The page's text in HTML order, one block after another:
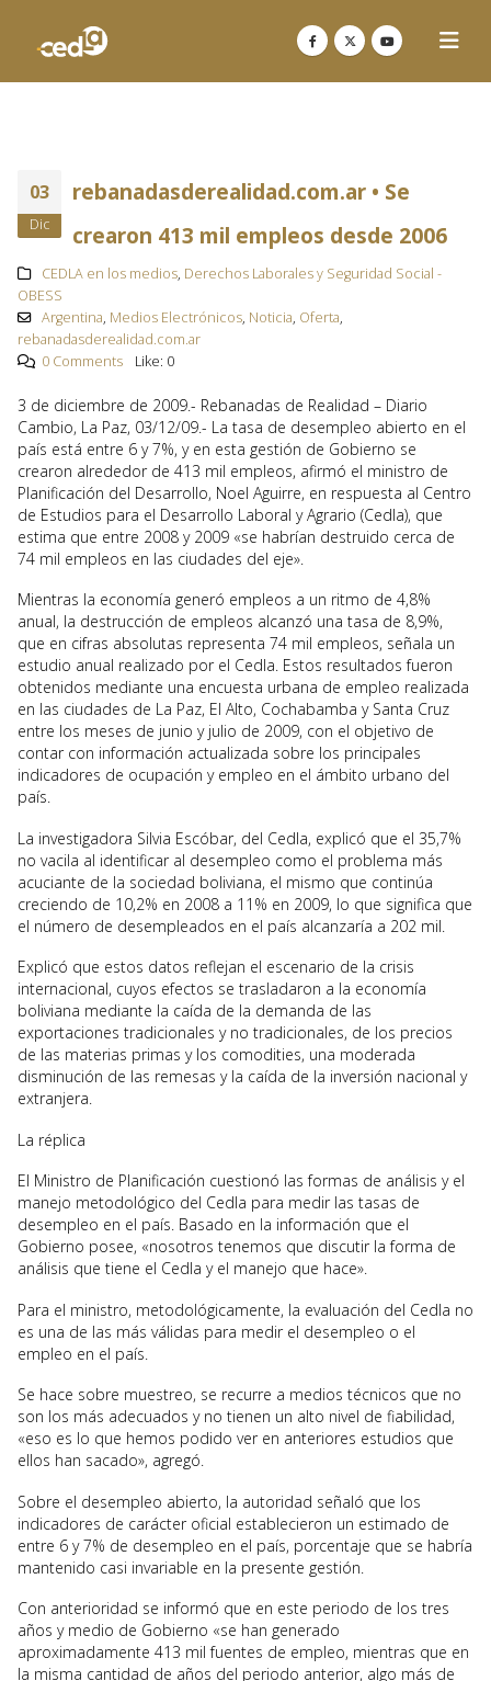
03
Dic
rebanadasderealidad.com.ar • Se
crearon 413 mil empleos desde 2006
CEDLA en los medios, Derechos Laborales y Seguridad Social -
OBESS
Argentina, Medios Electrónicos, Noticia, Oferta,
rebanadasderealidad.com.ar
0 Comments
Like: 0
3 de diciembre de 2009.- Rebanadas de Realidad – Diario
Cambio, La Paz, 03/12/09.- La tasa de desempleo abierto en el
país está entre 6 y 7%, y en esta gestión de Gobierno se
crearon alrededor de 413 mil empleos, afirmó el ministro de
Planificación del Desarrollo, Noel Aguirre, en respuesta al Centro
de Estudios para el Desarrollo Laboral y Agrario (Cedla), que
estima que entre 2008 y 2009 «se habrían destruido cerca de
74 mil empleos en las ciudades del eje».
Mientras la economía generó empleos a un ritmo de 4,8%
anual, la destrucción de empleos alcanzó una tasa de 8,9%,
que en cifras absolutas representa 74 mil empleos, señala un
estudio anual realizado por el Cedla. Estos resultados fueron
obtenidos mediante una encuesta urbana de empleo realizada
en las ciudades de La Paz, El Alto, Cochabamba y Santa Cruz
entre los meses de junio y julio de 2009, con el objetivo de
contar con información actualizada sobre los principales
indicadores de ocupación y empleo en el ámbito urbano del
país.
La investigadora Silvia Escóbar, del Cedla, explicó que el 35,7%
no vacila al identificar al desempleo como el problema más
acuciante de la sociedad boliviana, el mismo que continúa
creciendo de 10,2% en 2008 a 11% en 2009, lo que significa que
el número de desempleados en el país alcanzaría a 202 mil.
Explicó que estos datos reflejan el escenario de la crisis
internacional, cuyos efectos se trasladaron a la economía
boliviana mediante la caída de la demanda de las
exportaciones tradicionales y no tradicionales, de los precios
de las materias primas y los comodities, una moderada
disminución de las remesas y la caída de la inversión nacional y
extranjera.
La réplica
El Ministro de Planificación cuestionó las formas de análisis y el
manejo metodológico del Cedla para medir las tasas de
desempleo en el país. Basado en la información que el
Gobierno posee, «nosotros tenemos que discutir la forma de
análisis que tiene el Cedla y el manejo que hace».
Para el ministro, metodológicamente, la evaluación del Cedla no
es una de las más válidas para medir el desempleo o el
empleo en el país.
Se hace sobre muestreo, se recurre a medios técnicos que no
son los más adecuados y no tienen un alto nivel de fiabilidad,
«eso es lo que hemos podido ver en anteriores estudios que
ellos han sacado», agregó.
Sobre el desempleo abierto, la autoridad señaló que los
indicadores de carácter oficial establecieron un estimado de
entre 6 y 7% de desempleo en el país, porcentaje que se habría
mantenido casi invariable en la presente gestión.
Con anterioridad se informó que en este periodo de los tres
años y medio de Gobierno «se han generado
aproximadamente 413 mil fuentes de empleo, mientras que en
la misma cantidad de años del periodo anterior, algo más de